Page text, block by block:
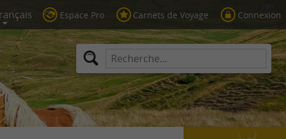
Espace Pro Carnets de Voyage Connexion